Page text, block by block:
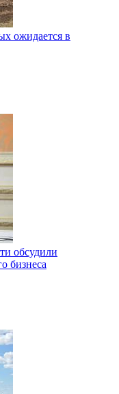
ожидается в
обсудили
бизнеса